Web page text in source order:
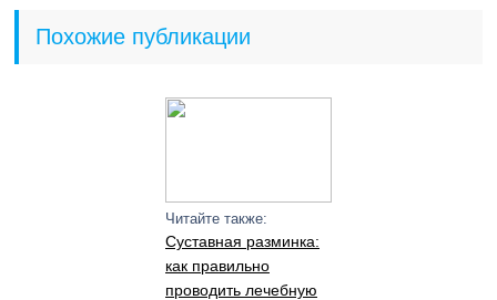
Похожие публикации
Читайте также:
Суставная разминка:
как правильно
проводить лечебную